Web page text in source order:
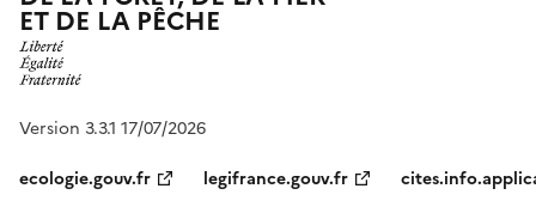
ET DE LA PÊCHE
Version 3.3.1 17/07/2026
ecologie.gouv.fr
legifrance.gouv.fr